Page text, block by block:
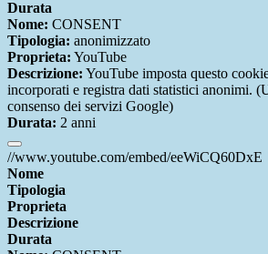
Durata
Nome: CONSENT
Tipologia: anonimizzato
Proprieta: YouTube
Descrizione: YouTube imposta questo
incorporati e registra dati statistici anonimi.
consenso dei servizi Google)
Durata: 2 anni
//www.youtube.com/embed/eeWiCQ60DxE
Nome
Tipologia
Proprieta
Descrizione
Durata